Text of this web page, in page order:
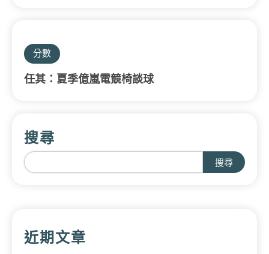
分數
任其：夏季億嵐電競椅談球
搜尋
搜尋
近期文章